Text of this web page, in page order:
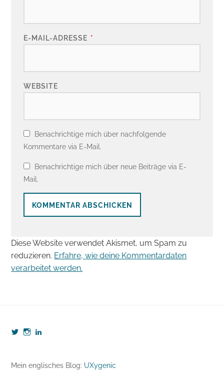
E-MAIL-ADRESSE *
WEBSITE
Benachrichtige mich über nachfolgende
Kommentare via E-Mail.
Benachrichtige mich über neue Beiträge via E-
Mail.
Diese Website verwendet Akismet, um Spam zu
reduzieren. Erfahre, wie deine Kommentardaten
verarbeitet werden.
Profil
Twitter
anzeigen
Profil
Instagram
anzeigen
8190b5b7
Mein englisches Blog: UXygenic